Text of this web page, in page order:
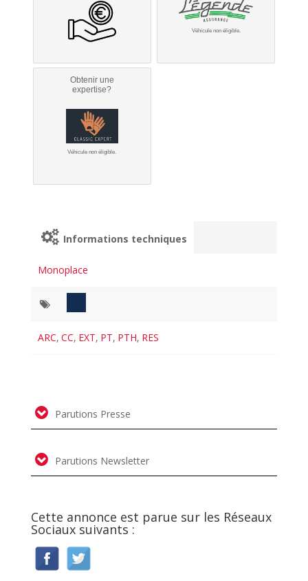
Véhicule non éligible.
Obtenir une
expertise?
Véhicule non éligible.
Informations techniques
Monoplace
ARC, CC, EXT, PT, PTH, RES
Parutions Presse
Parutions Newsletter
Cette annonce est parue sur les Réseaux
Sociaux suivants :